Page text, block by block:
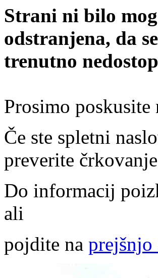
Strani ni bilo
odstranjena, da
trenutno
Prosimo poskusite
Če ste spletni
preverite
Do informacij
ali
pojdite na prejšnjo